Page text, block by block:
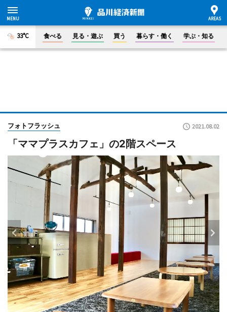
33°C 食べる 見る・遊ぶ 買う 暮らす・働く 学ぶ・知る
フォトフラッシュ 2021.08.02
「ママプラスカフェ」の2階スペース